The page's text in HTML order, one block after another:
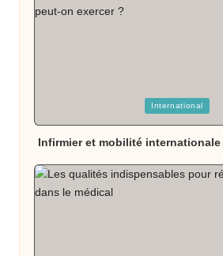
International
Infirmier et mobilité